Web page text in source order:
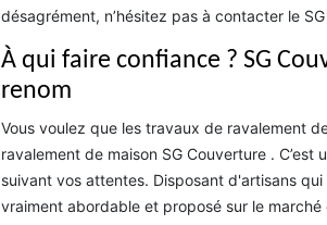
désagrément, n’hésitez pas à contacter le
À qui faire confiance ? SG
renom
Vous voulez que les travaux de ravalement
ravalement de maison SG Couverture .
suivant vos attentes. Disposant d'artisans
vraiment abordable et proposé sur le